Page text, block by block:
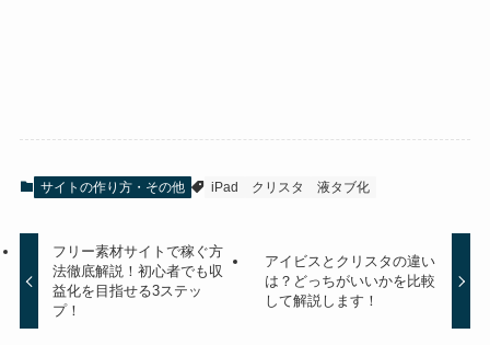
サイトの作り方・その他 iPad クリスタ 液タブ化
フリー素材サイトで稼ぐ方
法徹底解説！初心者でも収
益化を目指せる3ステッ
プ！
アイビスとクリスタの違い
は？どっちがいいかを比較
して解説します！